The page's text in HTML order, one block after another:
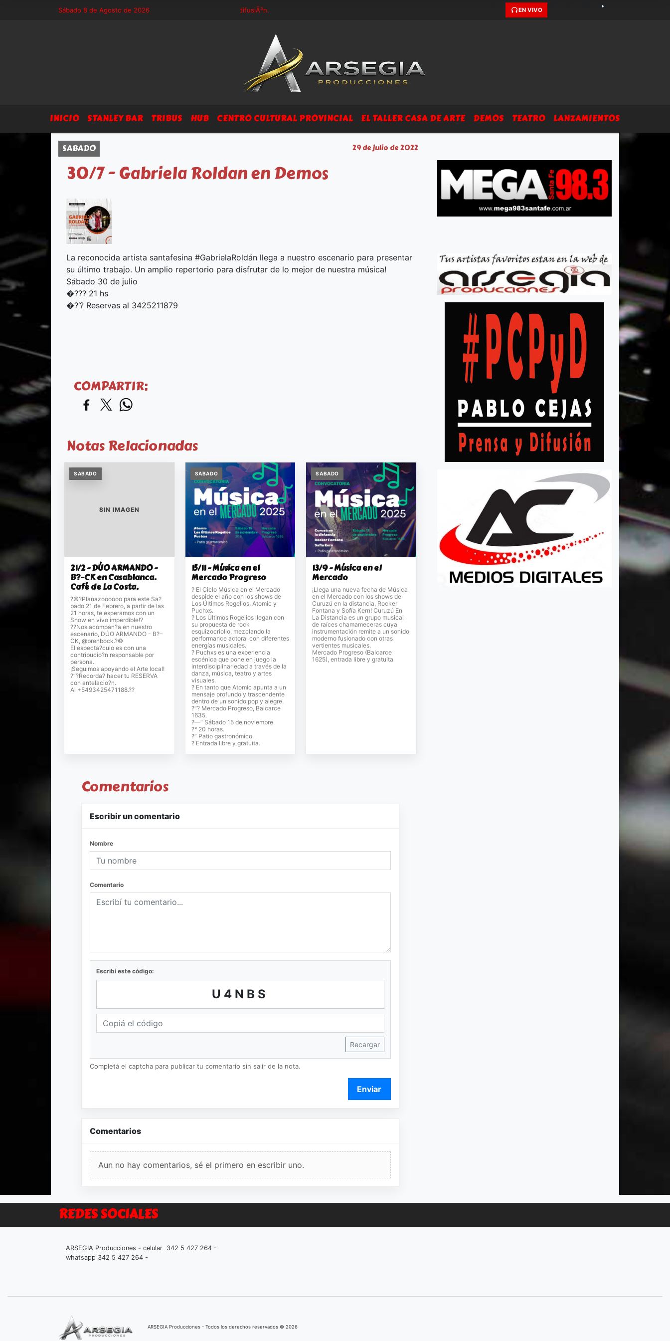
Sábado 8 de Agosto de 2026
- Sitio exclusivo de Arsegia Producciones, agenda, eventos, prensa y difusiÃ³n. EN VIVO
INICIO STANLEY BAR TRIBUS HUB CENTRO CULTURAL PROVINCIAL EL TALLER CASA DE ARTE DEMOS TEATRO LANZAMIENTOS
SABADO 29 de julio de 2022
30/7 - Gabriela Roldan en Demos
La reconocida artista santafesina #GabrielaRoldán llega a nuestro escenario para presentar
su último trabajo. Un amplio repertorio para disfrutar de lo mejor de nuestra música!
Sábado 30 de julio
�??? 21 hs
�?‘? Reservas al 3425211879
COMPARTIR:
Notas Relacionadas
SABADO
SIN IMAGEN
21/2 - DÚO ARMANDO -
B?–CK en Casablanca.
Café de La Costa.
?©?Planazoooooo para este Sa?
bado 21 de Febrero, a partir de las
21 horas, te esperamos con un
Show en vivo imperdible!?
??Nos acompan?a en nuestro
escenario, DÚO ARMANDO - B?–
CK, @brenbock.?©
El especta?culo es con una
contribucio?n responsable por
persona.
¡Seguimos apoyando el Arte local!
?“?Recorda? hacer tu RESERVA
con antelacio?n.
Al +5493425471188.??
SABADO
15/11 - Música en el
Mercado Progreso
? El Ciclo Música en el Mercado
despide el año con los shows de
Los Últimos Rogelios, Atomic y
Puchxs.
? Los Últimos Rogelios llegan con
su propuesta de rock
esquizocriollo, mezclando la
performance actoral con diferentes
energías musicales.
? Puchxs es una experiencia
escénica que pone en juego la
interdisciplinariedad a través de la
danza, música, teatro y artes
visuales.
? En tanto que Atomic apunta a un
mensaje profundo y trascendente
dentro de un sonido pop y alegre.
?“? Mercado Progreso, Balcarce
1635.
?—“ Sábado 15 de noviembre.
?° 20 horas.
?” Patio gastronómico.
? Entrada libre y gratuita.
SABADO
13/9 - Música en el
Mercado
¡Llega una nueva fecha de Música
en el Mercado con los shows de
Curuzú en la distancia, Rocker
Fontana y Sofía Kern! Curuzú En
La Distancia es un grupo musical
de raíces chamameceras cuya
instrumentación remite a un sonido
moderno fusionado con otras
vertientes musicales.
Mercado Progreso (Balcarce
1625), entrada libre y gratuita
Comentarios
Escribir un comentario
Nombre
Comentario
Escribí este código:
U4NBS
Recargar
Completá el captcha para publicar tu comentario sin salir de la nota.
Enviar
Comentarios
Aun no hay comentarios, sé el primero en escribir uno.
REDES SOCIALES
ARSEGIA Producciones - celular 342 5 427 264 -
whatsapp 342 5 427 264 -
ARSEGIA Producciones - Todos los derechos reservados © 2026